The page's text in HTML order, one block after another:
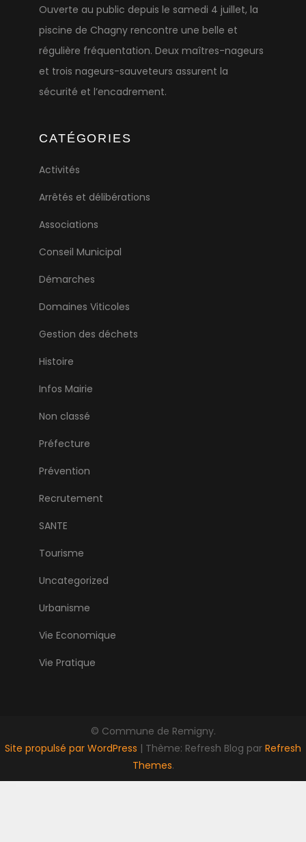
Ouverte au public depuis le samedi 4 juillet, la
piscine de Chagny rencontre une belle et
régulière fréquentation. Deux maîtres-nageurs
et trois nageurs-sauveteurs assurent la
sécurité et l’encadrement.
CATÉGORIES
Activités
Arrêtés et délibérations
Associations
Conseil Municipal
Démarches
Domaines Viticoles
Gestion des déchets
Histoire
Infos Mairie
Non classé
Préfecture
Prévention
Recrutement
SANTE
Tourisme
Uncategorized
Urbanisme
Vie Economique
Vie Pratique
© Commune de Remigny.
Site propulsé par WordPress | Thème: Refresh Blog par Refresh
Themes.